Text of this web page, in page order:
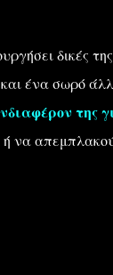
δικές
ένα σωρό
της
να